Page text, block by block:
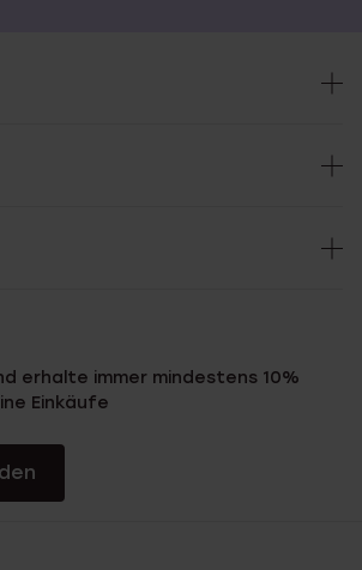
erhalte immer mindestens 10%
Einkäufe